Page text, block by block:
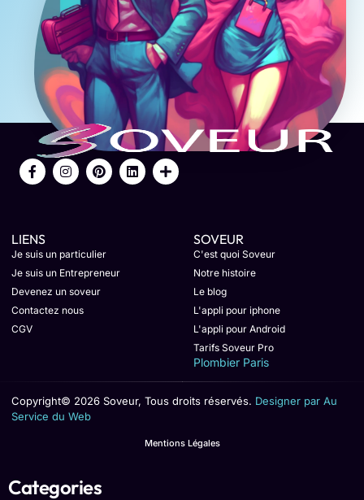
LIENS
Je suis un particulier
Je suis un Entrepreneur
Devenez un soveur
Contactez nous
CGV
SOVEUR
C'est quoi Soveur
Notre histoire
Le blog
L'appli pour iphone
L'appli pour Android
Tarifs Soveur Pro
Plombier Paris
Copyright© 2026 Soveur, Tous droits réservés. Designer par Au
Service du Web
Mentions Légales
Categories